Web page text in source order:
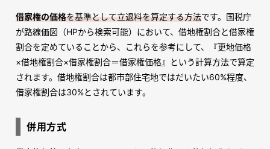
借家権の価格を基準として立退料を算定する方法です。国税庁
が路線価図（HPから検索可能）において、借地権割合と借家権
割合を定めていることから、これらを参考にして、『更地価格
×借地権割合×借家権割合＝借家権価格』という計算方法で算定
されます。借地権割合は都市部住宅地ではだいたい60%程度、
借家権割合は30%とされています。
併用方式